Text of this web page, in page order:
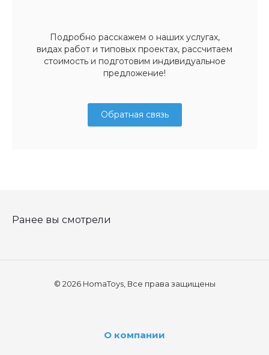
Подробно расскажем о наших услугах,
видах работ и типовых проектах, рассчитаем
стоимость и подготовим индивидуальное
предложение!
Обратная связь
Ранее вы смотрели
© 2026 HomaToys, Все права защищены
О компании